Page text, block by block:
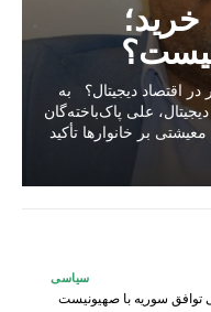
اقتصاد دیجیتال؟ به
علی پاک‌باخته‌گان
بر خانوارها تأکید
سیاسی
توافق سوریه با صهیونیست